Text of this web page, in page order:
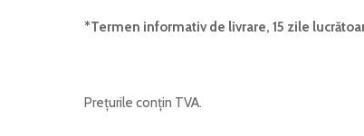
*Termen informativ de livrare, 15 zile
Prețurile conțin TVA.